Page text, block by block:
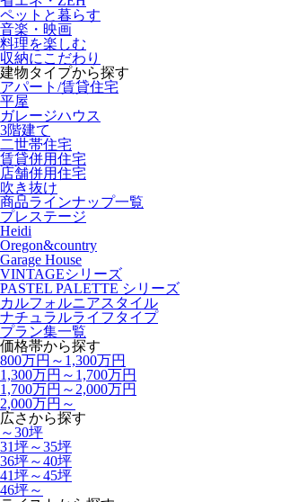
ペットと暮らす
音楽・映画
料理を楽しむ
収納にこだわり
建物タイプから探す
アパート/賃貸住宅
平屋
ガレージハウス
3階建て
二世帯住宅
賃貸併用住宅
店舗併用住宅
吹き抜け
商品ラインナップ一覧
プレステージ
Heidi
Oregon&country
Garage House
VINTAGEシリーズ
PASTEL PALETTE シリーズ
カルフォルニアスタイル
ナチュラルライフタイプ
プラン集一覧
価格帯から探す
800万円～1,300万円
1,300万円～1,700万円
1,700万円～2,000万円
2,000万円～
広さから探す
～30坪
31坪～35坪
36坪～40坪
41坪～45坪
46坪～